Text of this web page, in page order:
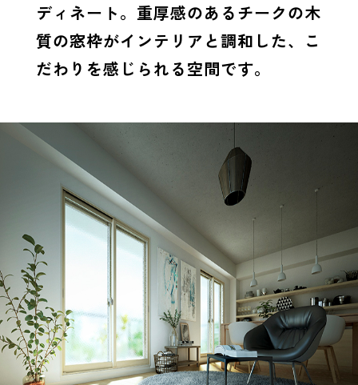
ディネート。重厚感のあるチークの木
質の窓枠がインテリアと調和した、こ
だわりを感じられる空間です。